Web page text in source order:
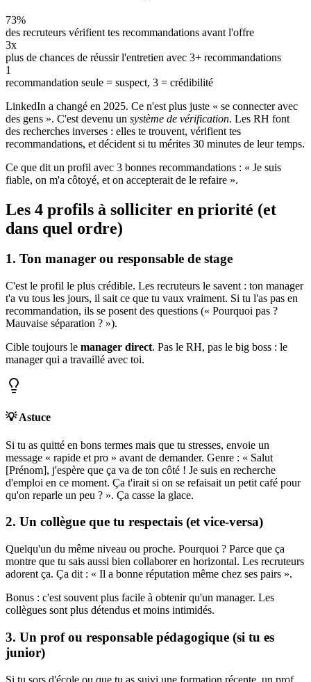
73%
des recruteurs vérifient tes recommandations avant l'offre
3x
plus de chances de réussir l'entretien avec 3+ recommandations
1
recommandation seule = suspect, 3 = crédibilité
LinkedIn a changé en 2025. Ce n'est plus juste « se connecter avec
des gens ». C'est devenu un système de vérification. Les RH font
des recherches inverses : elles te trouvent, vérifient tes
recommandations, et décident si tu mérites 30 minutes de leur temps.
Ce que dit un profil avec 3 bonnes recommandations : « Je suis
fiable, on m'a côtoyé, et on accepterait de le refaire ».
Les 4 profils à solliciter en priorité (et
dans quel ordre)
1. Ton manager ou responsable de stage
C'est le profil le plus crédible. Les recruteurs le savent : ton manager
t'a vu tous les jours, il sait ce que tu vaux vraiment. Si tu l'as pas en
recommandation, ils se posent des questions (« Pourquoi pas ?
Mauvaise séparation ? »).
Cible toujours le manager direct. Pas le RH, pas le big boss : le
manager qui a travaillé avec toi.
💡 Astuce
Si tu as quitté en bons termes mais que tu stresses, envoie un
message « rapide et pro » avant de demander. Genre : « Salut
[Prénom], j'espère que ça va de ton côté ! Je suis en recherche
d'emploi en ce moment. Ça t'irait si on se refaisait un petit café pour
qu'on reparle un peu ? ». Ça casse la glace.
2. Un collègue que tu respectais (et vice-versa)
Quelqu'un du même niveau ou proche. Pourquoi ? Parce que ça
montre que tu sais aussi bien collaborer en horizontal. Les recruteurs
adorent ça. Ça dit : « Il a bonne réputation même chez ses pairs ».
Bonus : c'est souvent plus facile à obtenir qu'un manager. Les
collègues sont plus détendus et moins intimidés.
3. Un prof ou responsable pédagogique (si tu es
junior)
Si tu sors d'école ou que tu as suivi une formation récente, un prof